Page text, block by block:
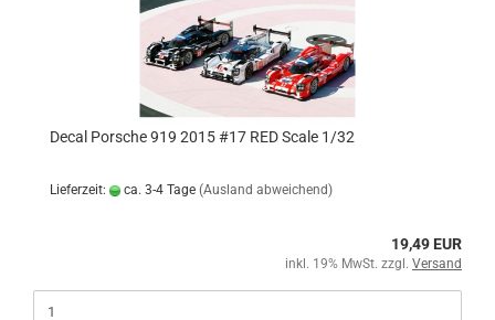
Decal Porsche 919 2015 #17 RED Scale 1/32
Lieferzeit: ca. 3-4 Tage (Ausland abweichend)
19,49 EUR
inkl. 19% MwSt. zzgl. Versand